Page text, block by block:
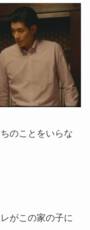
のことをいらな
がこの家の子に